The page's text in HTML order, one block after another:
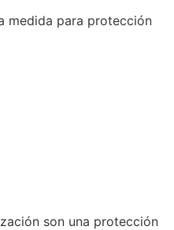
medida para protección
son una protección